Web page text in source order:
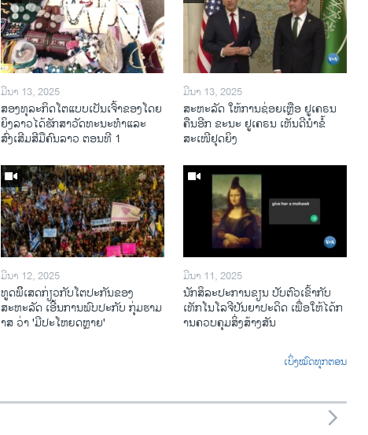
ມີນາ 13, 2025
ສອງທຸລະກິດໂຕແບບເປັນເຈົ້າຂອງໂດຍ
ຍິງລາວໄດ້ຮັກສາວັດທະນະທຳແລະ
ສົ່ງເສີມສີມືຄົນລາວ ຕອນທີ 1
ມີນາ 13, 2025
ສະຫະລັດ ໃຫ້ການຊ່ອຍເຫຼືອ ຢູເຄຣນ
ຄືນອີກ ຂະນະ ຢູເຄຣນ ເຫັນດີນຳຂໍ້
ສະເໜີຢຸດຍິງ
ມີນາ 12, 2025
ທູດພິິເສດກ່ຽວກັບໂຕປະກັນຂອງ
ສະຫະລັດ ເອີ້ນການພົບປະກັບ ກຸ່ມຮາມ
າສ ວ່າ 'ມີປະໂຫຍດຫຼາຍ'
ມີນາ 11, 2025
ນັກ​ສິ​ລະ​ປະ​ການ​ຂຽນ ປັບ​ຕົວ​ເຂົ້າ​ກັບ​
ເທັກ​ໂນ​ໂລ​ຈີ​ປັນ​ຍາ​ປະ​ດິດ ເພື່ອ​ໃຫ້​ໄດ້​ກ​
ານ​ຄວບ​ຄຸມ​ສິ່ງ​ສ້າງ​ສັນ
ເບິ່ງໝົດທຸກຕອນ